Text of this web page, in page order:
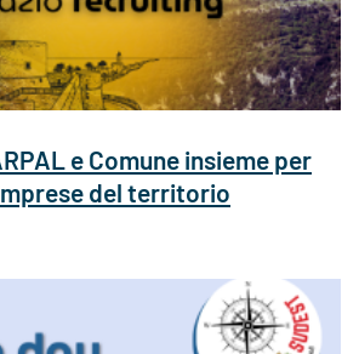
e Comune insieme per
del territorio